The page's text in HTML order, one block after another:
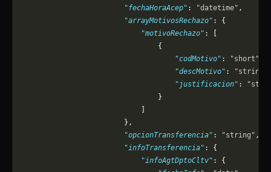
                        "fechaHoraAcep"
: "datetime" ,
                        "arrayMotivosRechazo"
: {
                            "motivoRechazo"
: [
                                {
                                    "codMotivo"
: "short"
                                    "descMotivo"
: "string"
                                    "justificacion"
:
                                }
                        },
                        "opcionTransferencia"
: "string" ,
                        "infoTransferencia"
: {
                            "infoAgtDptoCltv"
: {